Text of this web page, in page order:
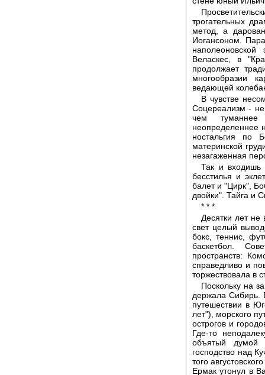
трогательных
метод, а
Иогансоном.
Веласкес, в
продолжает
многообразии
ведающей
В чувстве
Соцереализм -
чем
неопределеннее
ностальгия по
материнской
незагаженная
Так и входишь
бесстилья и
балет и "Цирк",
двойки". Тайга и
* * *
Десятки лет не
свет целый
бокс, теннис,
баскетбол.
пространств:
справедливо и
торжествовала в
Поскольку на
держала Сибирь.
путешествии в
лет"), морского
острогов и
Где-то
объятый думой
господство над
того
Ермак утонул в